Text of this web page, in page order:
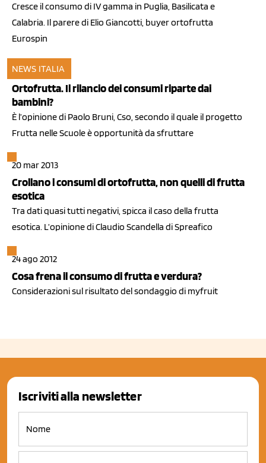
Cresce il consumo di IV gamma in Puglia, Basilicata e
Calabria. Il parere di Elio Giancotti, buyer ortofrutta
Eurospin
NEWS ITALIA
26 mar 2013
Ortofrutta. Il rilancio dei consumi riparte dai
bambini?
È l’opinione di Paolo Bruni, Cso, secondo il quale il progetto
Frutta nelle Scuole è opportunità da sfruttare
20 mar 2013
Crollano i consumi di ortofrutta, non quelli di frutta
esotica
Tra dati quasi tutti negativi, spicca il caso della frutta
esotica. L’opinione di Claudio Scandella di Spreafico
24 ago 2012
Cosa frena il consumo di frutta e verdura?
Considerazioni sul risultato del sondaggio di myfruit
Iscriviti alla newsletter